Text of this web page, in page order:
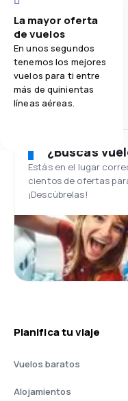
La mayor oferta
de vuelos
En unos segundos
tenemos los mejores
vuelos para ti entre
más de quinientas
líneas aéreas.
¿Buscas
Estás en el lugar
cientos de ofertas
¡Descúbrelas!
Planifica tu viaje
Vuelos baratos
Alojamientos